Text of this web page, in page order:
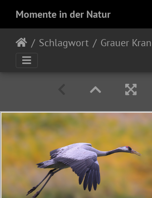
Momente in der Natur
Schlagwort